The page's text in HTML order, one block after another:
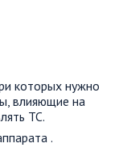
которых нужно
влияющие на
ТС.
.